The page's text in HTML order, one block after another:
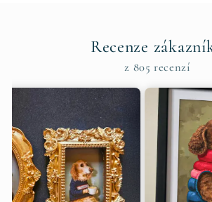
Recenze
z 805 recenzí